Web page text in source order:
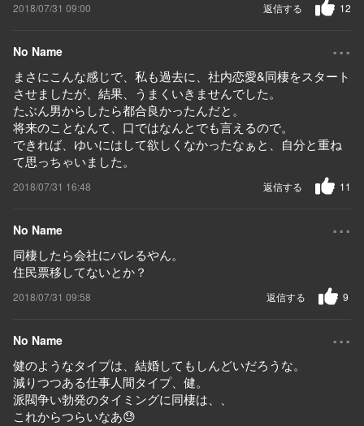
2018/07/31 09:00 12
返信する
No Name ...
まさにこんな感じで、私も過去に、社内恋愛&同棲をスタート
させましたが、結果、うまくいきませんでした。
たぶん男からしたら都合良かったんだと。
将来のことなんて、口ではなんとでも言えるので。
できれば、ゆいにはして欲しくなかったなぁと、自分と重ね
て思っちゃいました。
2018/07/31 16:48 11
返信する
No Name ...
同棲したら会社にバレるやん。
住民票移してないとか？
2018/07/31 09:58 9
返信する
No Name ...
健のようなタイプは、結婚してもしんどいだろうな。
減りつつある仕事人間タイプ、健。
派閥争い勃発のタイミングに同棲は、、
これからつらいなあ😓